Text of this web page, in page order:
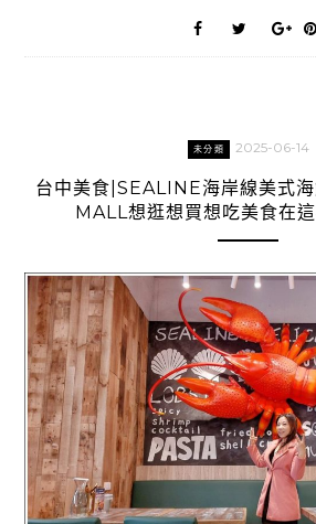
未分類 2025-06-14
台中美食|SEALINE海岸線美式
MALL想逛想買想吃美食在